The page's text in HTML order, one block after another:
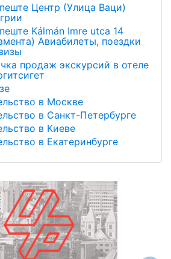
Центр (Улица Ваци)
Kálmán Imre utca 14
Авиабилеты, поездки
продаж экскурсий в отеле
в Москве
в Санкт-Петербурге
в Киеве
в Екатеринбурге